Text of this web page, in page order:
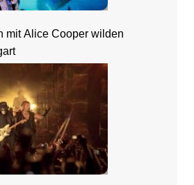
mit Alice Cooper wilden